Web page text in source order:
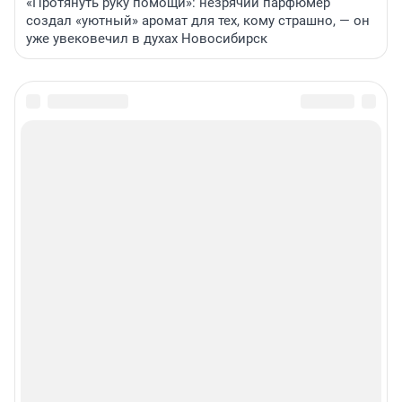
создал «уютный» аромат для тех, кому страшно, — он
уже увековечил в духах Новосибирск